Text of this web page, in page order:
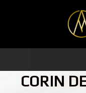
contenido
CORIN